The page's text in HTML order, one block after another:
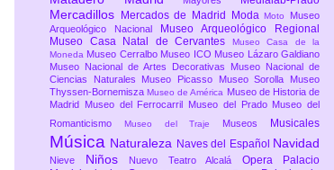
Mercadillos Mercados de Madrid ModaMoto Museo
Arqueológico Nacional
Museo Arqueológico Regional
Museo Casa Natal de Cervantes
Museo Casa de la
Moneda Museo Cerralbo Museo ICO Museo Lázaro Galdiano
Museo Nacional de Artes Decorativas Museo Nacional de
Ciencias Naturales Museo Picasso Museo Sorolla Museo
Thyssen-BornemiszaMuseo de América Museo de Historia de
Madrid
Museo del Ferrocarril Museo del Prado Museo del
Romanticismo
Museo del Traje Museos Musicales
Música Naturaleza Naves del Español Navidad
Nieve Niños Nuevo Teatro Alcalá Opera
Palacio